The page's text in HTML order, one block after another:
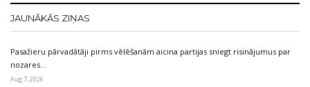
JAUNĀKĀS ZIŅAS
Pasažieru pārvadātāji pirms vēlēšanām aicina partijas sniegt risinājumus par
nozares…
Aug 7, 2026